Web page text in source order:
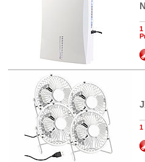
1
1